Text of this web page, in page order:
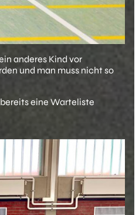
anderes Kind vor
und man muss nicht so
eine Warteliste